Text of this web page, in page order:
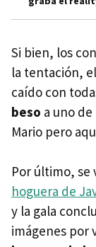
Si bien, los
la tentación,
caído con
beso a uno de
Mario pero
Por último, se
hoguera de
y la gala
imágenes por